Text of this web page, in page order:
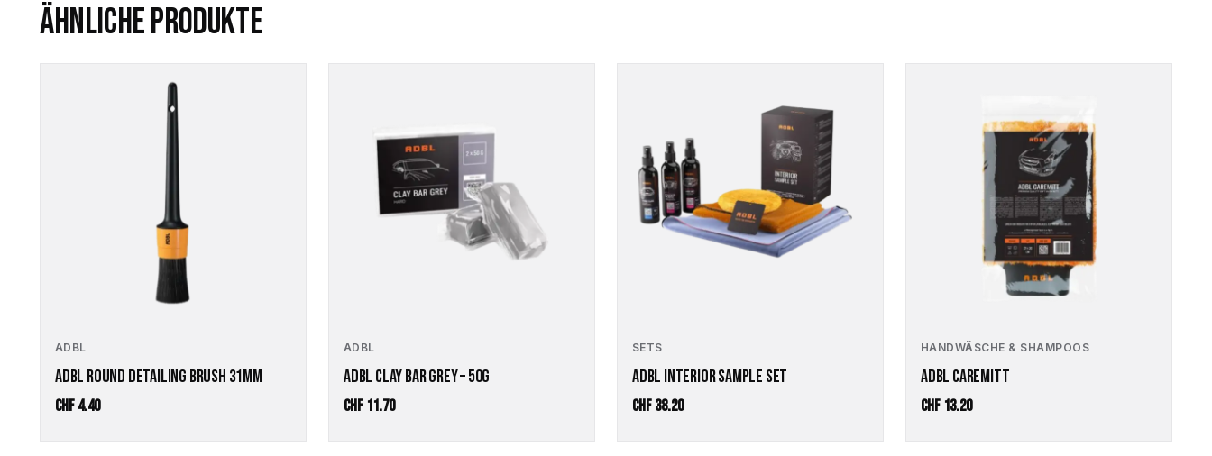
ÄHNLICHE PRODUKTE
ADBL
ADBL ROUND DETAILING BRUSH 31MM
CHF4.40
ADBL
ADBL CLAY BAR GREY – 50G
CHF 11.70
SETS
ADBL INTERIOR SAMPLE SET
CHF38.20
HANDWÄSCHE & SHAMPOOS
ADBL CAREMITT
CHF 13.20